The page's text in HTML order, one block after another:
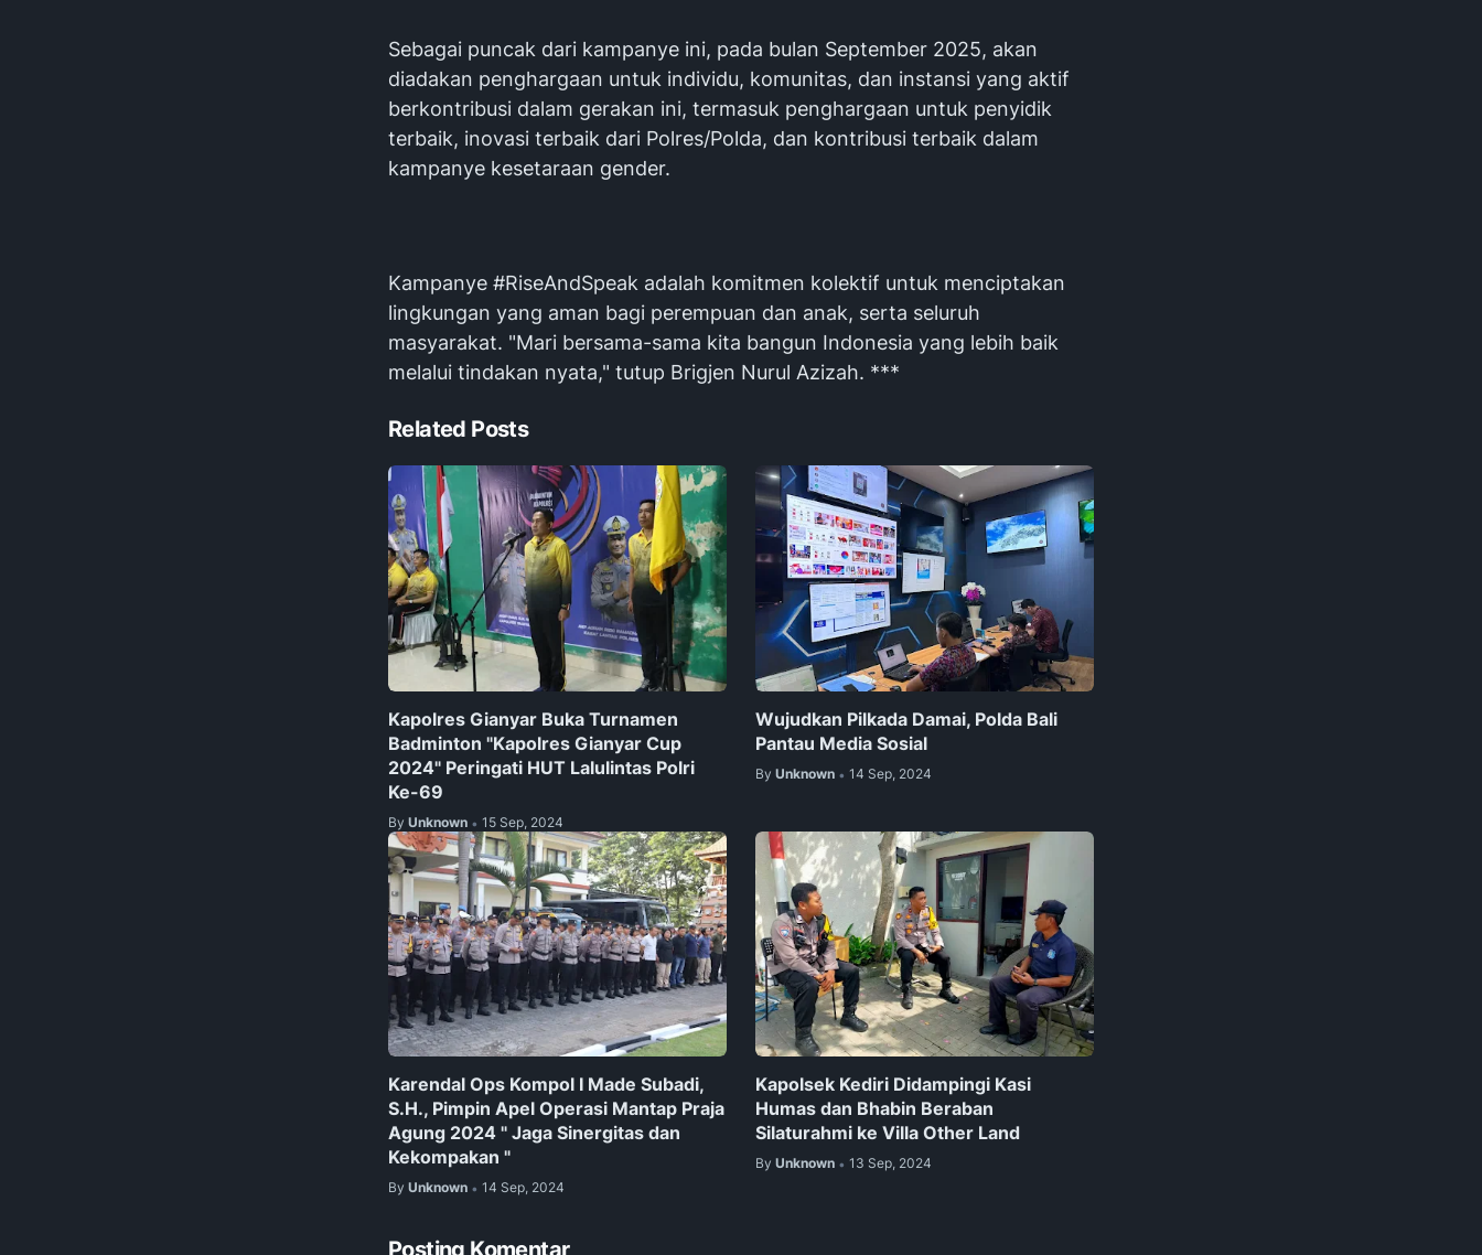
Sebagai puncak dari kampanye ini, pada bulan September 2025, akan
diadakan penghargaan untuk individu, komunitas, dan instansi yang aktif
berkontribusi dalam gerakan ini, termasuk penghargaan untuk penyidik
terbaik, inovasi terbaik dari Polres/Polda, dan kontribusi terbaik dalam
kampanye kesetaraan gender.
Kampanye #RiseAndSpeak adalah komitmen kolektif untuk menciptakan
lingkungan yang aman bagi perempuan dan anak, serta seluruh
masyarakat. "Mari bersama-sama kita bangun Indonesia yang lebih baik
melalui tindakan nyata," tutup Brigjen Nurul Azizah. ***
Related Posts
Kapolres Gianyar Buka Turnamen
Badminton "Kapolres Gianyar Cup
2024" Peringati HUT Lalulintas Polri
Ke-69
By Unknown • 15 Sep, 2024
Wujudkan Pilkada Damai, Polda Bali
Pantau Media Sosial
By Unknown • 14 Sep, 2024
Karendal Ops Kompol I Made Subadi,
S.H., Pimpin Apel Operasi Mantap Praja
Agung 2024 " Jaga Sinergitas dan
Kekompakan "
By Unknown • 14 Sep, 2024
Kapolsek Kediri Didampingi Kasi
Humas dan Bhabin Beraban
Silaturahmi ke Villa Other Land
By Unknown • 13 Sep, 2024
Posting Komentar